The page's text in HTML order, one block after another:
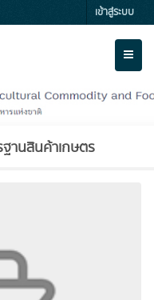
เข้าสู่ระบบ
านสินค้าเกษตร